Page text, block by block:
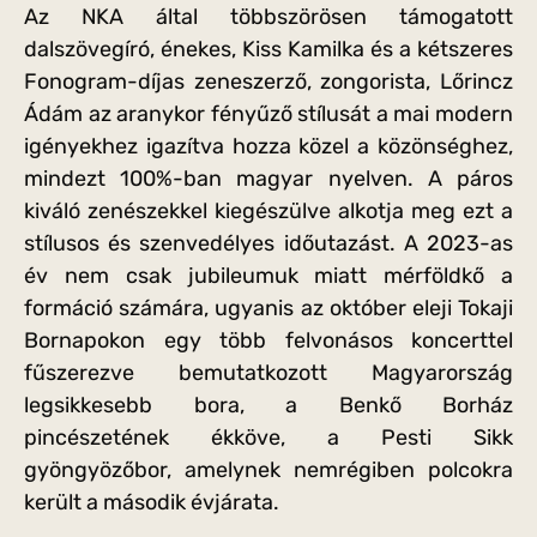
Az NKA által többszörösen támogatott
dalszövegíró, énekes, Kiss Kamilka és a kétszeres
Fonogram-díjas zeneszerző, zongorista, Lőrincz
Ádám az aranykor fényűző stílusát a mai modern
igényekhez igazítva hozza közel a közönséghez,
mindezt 100%-ban magyar nyelven. A páros
kiváló zenészekkel kiegészülve alkotja meg ezt a
stílusos és szenvedélyes időutazást. A 2023-as
év nem csak jubileumuk miatt mérföldkő a
formáció számára, ugyanis az október eleji Tokaji
Bornapokon egy több felvonásos koncerttel
fűszerezve bemutatkozott Magyarország
legsikkesebb bora, a Benkő Borház
pincészetének ékköve, a Pesti Sikk
gyöngyözőbor, amelynek nemrégiben polcokra
került a második évjárata.